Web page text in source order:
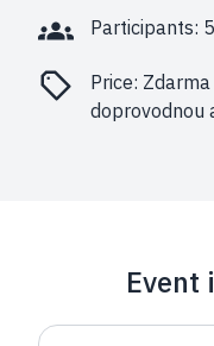
Participants:
Price:
doprovodnou
Event